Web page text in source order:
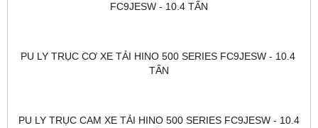
FC9JESW - 10.4 TẤN
PU LY TRỤC CƠ XE TẢI HINO 500 SERIES FC9JESW - 10.4
TẤN
PU LY TRỤC CAM XE TẢI HINO 500 SERIES FC9JESW - 10.4